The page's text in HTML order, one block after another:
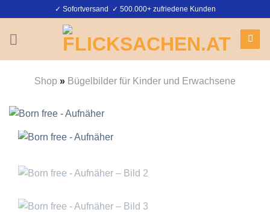
springen
✓ Sofortversand ✓ 500.000+ zufriedene Kunden
Shop » Bügelbilder für Kinder und Erwachsene